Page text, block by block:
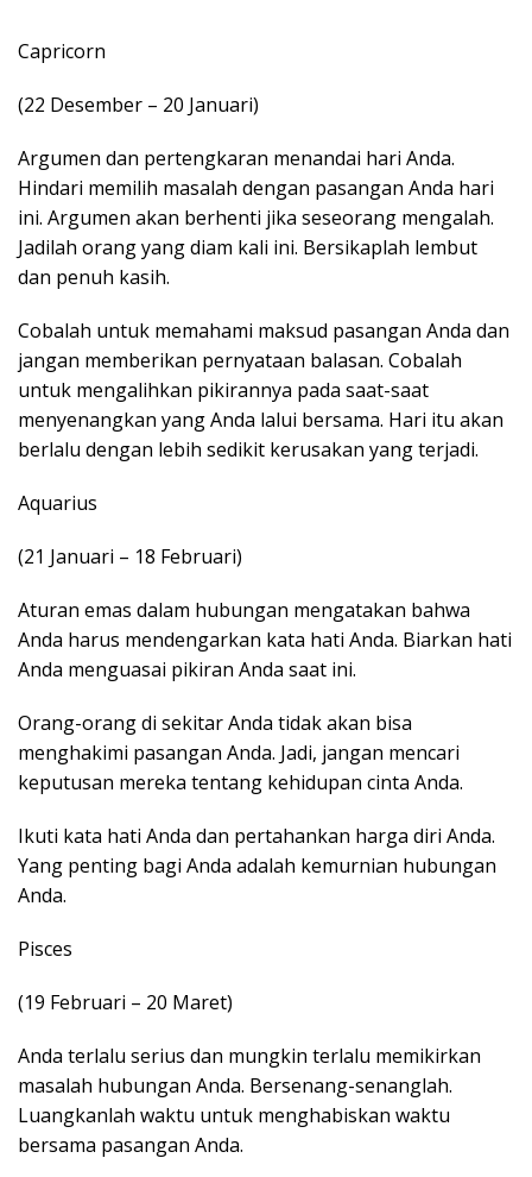
Capricorn
(22 Desember – 20 Januari)
Argumen dan pertengkaran menandai hari Anda.
Hindari memilih masalah dengan pasangan Anda hari
ini. Argumen akan berhenti jika seseorang mengalah.
Jadilah orang yang diam kali ini. Bersikaplah lembut
dan penuh kasih.
Cobalah untuk memahami maksud pasangan Anda dan
jangan memberikan pernyataan balasan. Cobalah
untuk mengalihkan pikirannya pada saat-saat
menyenangkan yang Anda lalui bersama. Hari itu akan
berlalu dengan lebih sedikit kerusakan yang terjadi.
Aquarius
(21 Januari – 18 Februari)
Aturan emas dalam hubungan mengatakan bahwa
Anda harus mendengarkan kata hati Anda. Biarkan hati
Anda menguasai pikiran Anda saat ini.
Orang-orang di sekitar Anda tidak akan bisa
menghakimi pasangan Anda. Jadi, jangan mencari
keputusan mereka tentang kehidupan cinta Anda.
Ikuti kata hati Anda dan pertahankan harga diri Anda.
Yang penting bagi Anda adalah kemurnian hubungan
Anda.
Pisces
(19 Februari – 20 Maret)
Anda terlalu serius dan mungkin terlalu memikirkan
masalah hubungan Anda. Bersenang-senanglah.
Luangkanlah waktu untuk menghabiskan waktu
bersama pasangan Anda.